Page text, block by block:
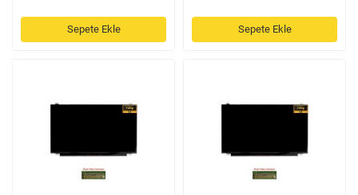
Sepete Ekle Sepete Ekle